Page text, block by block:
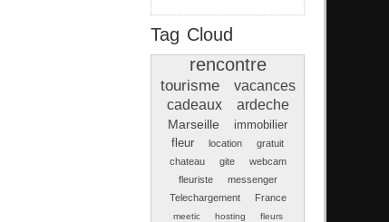
Tag Cloud
rencontre
tourisme
vacances
cadeaux
ardeche
Marseille
immobilier
fleur
location
gratuit
chateau
gite
webcam
fleuriste
messenger
Telechargement
France
meetic hosting
fleurs